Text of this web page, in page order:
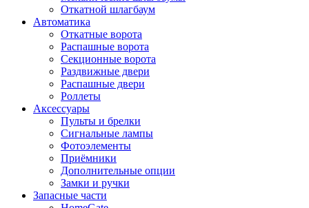
Откатной шлагбаум
Автоматика
Откатные ворота
Распашные ворота
Секционные ворота
Раздвижные двери
Распашные двери
Роллеты
Аксессуары
Пульты и брелки
Сигнальные лампы
Фотоэлементы
Приёмники
Дополнительные опции
Замки и ручки
Запасные части